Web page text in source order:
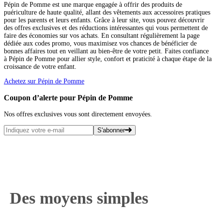
Pépin de Pomme est une marque engagée à offrir des produits de
puériculture de haute qualité, allant des vêtements aux accessoires pratiques
pour les parents et leurs enfants. Grâce à leur site, vous pouvez découvrir
des offres exclusives et des réductions intéressantes qui vous permettent de
faire des économies sur vos achats. En consultant régulièrement la page
dédiée aux codes promo, vous maximisez vos chances de bénéficier de
bonnes affaires tout en veillant au bien-être de votre petit. Faites confiance
à Pépin de Pomme pour allier style, confort et praticité à chaque étape de la
croissance de votre enfant.
Achetez sur Pépin de Pomme
Coupon d’alerte pour Pépin de Pomme
Nos offres exclusives vous sont directement envoyées.
S'abonner
Des moyens simples